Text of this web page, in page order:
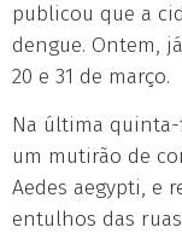
publicou que a
dengue. Ontem,
20 e 31 de março.
Na última quinta-
um mutirão de
Aedes aegypti, e
entulhos das